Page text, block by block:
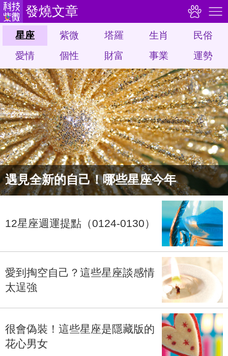
發燒文章
星座 紫微 塔羅 生肖
民俗
愛情
個性 財富 事業 運勢
遇見全新的自己！哪些星座今年
12星座週運提點（0124-0130）
愛到掏空自己？這些星座談感情
太逞強
很會偽裝！這些星座是隱藏版的
花心男女